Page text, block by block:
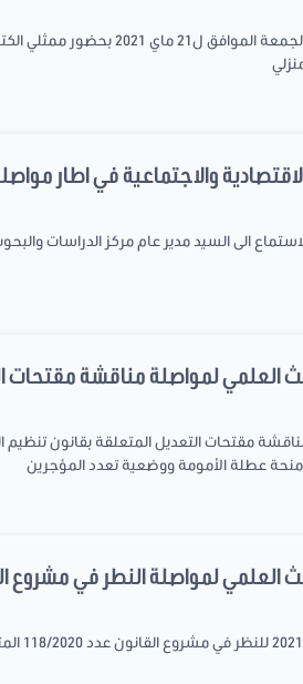
عقدت لجنة الشباب والشؤون الثقافية
والاجتماعية في اطار
الى السيد مدير عام مركز الدراسات
العلمي لمواصلة مناقشة مقتحات
عطلة الأمومة ووضعية تعدد المؤجرين
لمواصلة النطر في مشروع